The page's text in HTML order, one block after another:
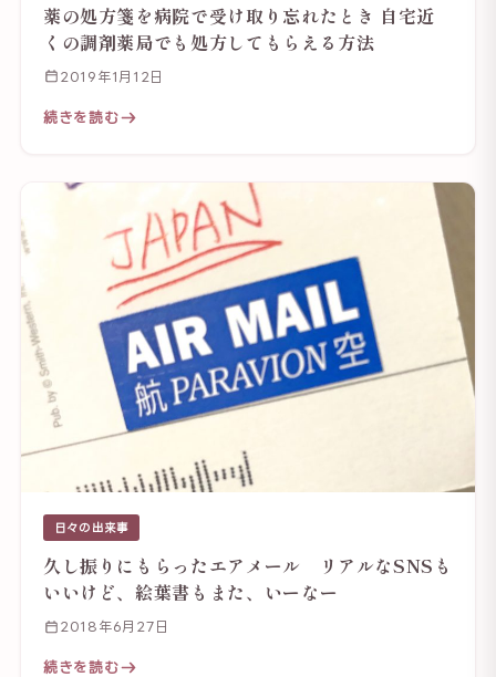
薬の処方箋を病院で受け取り忘れたとき 自宅近
くの調剤薬局でも処方してもらえる方法
2019年1月12日
続きを読む
日々の出来事
久し振りにもらったエアメール リアルなSNSも
いいけど、絵葉書もまた、いーなー
2018年6月27日
続きを読む